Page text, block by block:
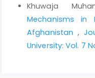
أبي داود (تحقيق ش. الأرناؤوط). دار
الرسالة العالمية.
Khuwaja
Mechanisms in
Afghanistan ,
University: Vol. 7